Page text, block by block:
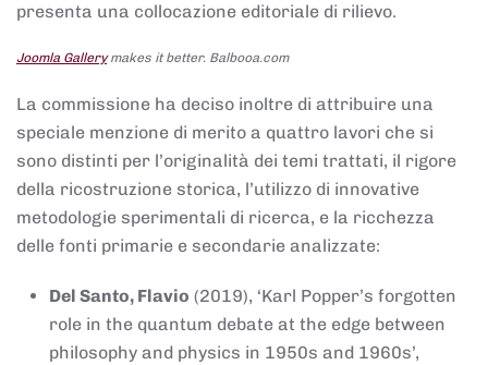
presenta una collocazione editoriale di rilievo.
Joomla Gallerymakes it better. Balbooa.com
La commissione ha deciso inoltre di attribuire una
speciale menzione di merito a quattro lavori che si
sono distinti per l’originalità dei temi trattati, il rigore
della ricostruzione storica, l’utilizzo di innovative
metodologie sperimentali di ricerca, e la ricchezza
delle fonti primarie e secondarie analizzate:
Del Santo, Flavio (2019), ‘Karl Popper’s forgotten
role in the quantum debate at the edge between
philosophy and physics in 1950s and 1960s’,